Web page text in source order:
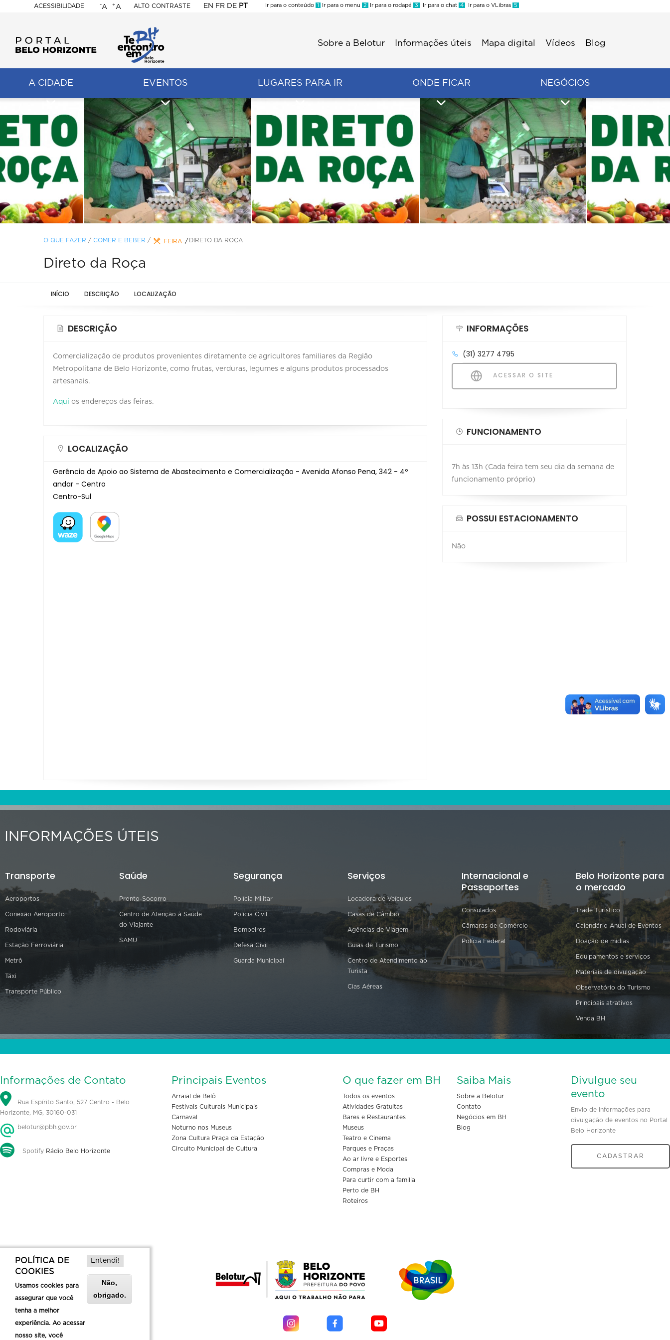
ACESSIBILIDADE
BELO
HORIZONTE
-A +A ALTO CONTRASTE EN FR DE PT
Ir para o conteúdo 1 Ir para o menu 2 Ir para o rodapé 3 Ir para o chat 4 Ir para o VLibras 5
Sobre a Belotur Informações úteis Mapa digital Vídeos Blog
A CIDADE EVENTOS LUGARES PARA IR ONDE FICAR NEGÓCIOS
O QUE FAZER / COMER E BEBER / FEIRA DIRETO DA ROÇA
Direto da Roça
INÍCIO DESCRIÇÃO LOCALIZAÇÃO
DESCRIÇÃO
Comercialização de produtos provenientes diretamente de agricultores familiares da Região
Metropolitana de Belo Horizonte, como frutas, verduras, legumes e alguns produtos processados
artesanais.
Aqui os endereços das feiras.
LOCALIZAÇÃO
Gerência de Apoio ao Sistema de Abastecimento e Comercialização - Avenida Afonso Pena, 342 - 4º
andar - Centro
Centro-Sul
INFORMAÇÕES
(31) 3277 4795
ACESSAR O SITE
FUNCIONAMENTO
7h às 13h (Cada feira tem seu dia da semana de
funcionamento próprio)
POSSUI ESTACIONAMENTO
Não
INFORMAÇÕES ÚTEIS
Transporte
Aeroportos
Conexão Aeroporto
Rodoviária
Estação Ferroviária
Metrô
Táxi
Transporte Público
Saúde
Pronto-Socorro
Centro de Atenção à Saúde
do Viajante
SAMU
Segurança
Polícia Militar
Polícia Civil
Bombeiros
Defesa Civil
Guarda Municipal
Serviços
Locadora de Veículos
Casas de Câmbio
Agências de Viagem
Guias de Turismo
Centro de Atendimento ao
Turista
Cias Aéreas
Internacional e
Passaportes
Consulados
Câmaras de Comércio
Polícia Federal
Belo Horizonte para
o mercado
Trade Turístico
Calendário Anual de Eventos
Doação de mídias
Equipamentos e serviços
Materiais de divulgação
Observatório do Turismo
Principais atrativos
Venda BH
Informações de Contato
Rua Espírito Santo, 527 Centro - Belo
Horizonte, MG, 30160-031
belotur@pbh.gov.br
Spotify Rádio Belo Horizonte
Principais Eventos
Arraial de Belô
Festivais Culturais Municipais
Carnaval
Noturno nos Museus
Zona Cultura Praça da Estação
Circuito Municipal de Cultura
O que fazer em BH
Todos os eventos
Atividades Gratuitas
Bares e Restaurantes
Museus
Teatro e Cinema
Parques e Praças
Ao ar livre e Esportes
Compras e Moda
Para curtir com a familia
Perto de BH
Roteiros
Saiba Mais
Sobre a Belotur
Contato
Negócios em BH
Blog
Divulgue seu
evento
Envio de informações para
divulgação de eventos no Portal
Belo Horizonte
CADASTRAR
POLÍTICA DE
COOKIES
Usamos cookies para
assegurar que você
tenha a melhor
experiência. Ao acessar
nosso site, você
Entendi!
Não,
obrigado.